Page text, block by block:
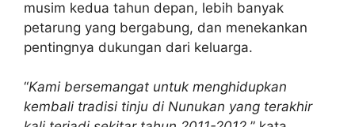
musim kedua tahun depan, lebih banyak
petarung yang bergabung, dan menekankan
pentingnya dukungan dari keluarga.
“Kami bersemangat untuk menghidupkan
kembali tradisi tinju di Nunukan yang terakhir